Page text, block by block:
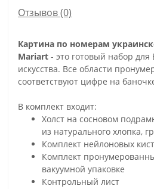
Отзывов (0)
Картина по номерам
Mariart - это готовый набор
искусства. Все области
соответствуют цифре на
В комплект входит:
Холст на сосновом
из натурального хлопка,
Комплект нейлоновых
Комплект
вакуумной упаковке
Контрольный лист